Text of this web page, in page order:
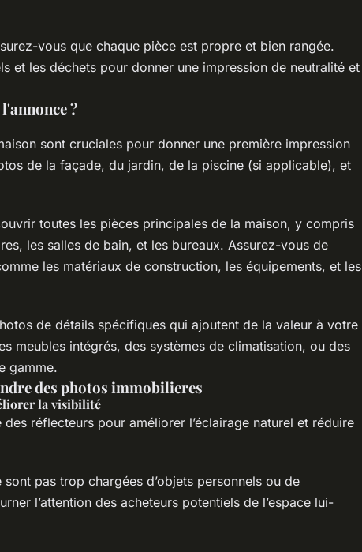
vous que chaque pièce est propre et bien rangée.
et les déchets pour donner une impression de neutralité et
?
sont cruciales pour donner une première impression
de la façade, du jardin, de la piscine (si applicable), et
toutes les pièces principales de la maison, y compris
les salles de bain, et les bureaux. Assurez-vous de
les matériaux de construction, les équipements, et les
de détails spécifiques qui ajoutent de la valeur à votre
meubles intégrés, des systèmes de climatisation, ou des
gamme.
des photos immobilieres
la visibilité
réflecteurs pour améliorer l’éclairage naturel et réduire
pas trop chargées d’objets personnels ou de
l’attention des acheteurs potentiels de l’espace lui-